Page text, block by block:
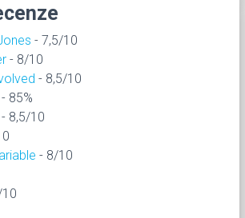
- 7,5/10
- 8/10
- 8,5/10
- 85%
- 8,5/10
- 8/10